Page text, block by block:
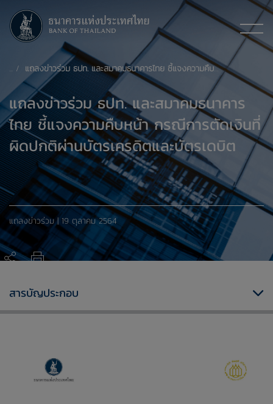
แถลงข่าวร่วม ธปท. และสมาคมธนาคารไทย ชี้แจงความคืบหน้า กรณีการตัดเงินที่ผิดปกติผ่านบัตรเครดิตและบัตรเดบิต
แถลงข่าวร่วม ธปท. และสมาคมธนาคาร
ไทย ชี้แจงความคืบหน้า กรณีการตัดเงินที่
ผิดปกติผ่านบัตรเครดิตและบัตรเดบิต
แถลงข่าวร่วม | 19 ตุลาคม 2564
สารบัญประกอบ